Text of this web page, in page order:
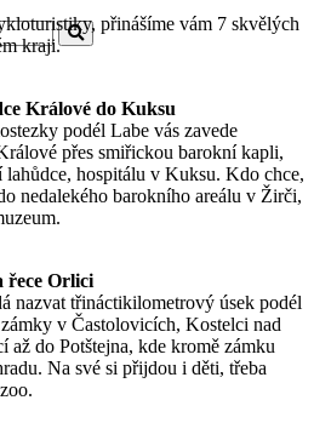
přinášíme vám 7 skvělých
kraji.
Králové do Kuksu
podél Labe vás zavede
přes smiřickou barokní kapli,
lahůdce, hospitálu v Kuksu. Kdo chce,
nedalekého barokního areálu v Žirči,
řece Orlici
nazvat třináctikilometrový úsek podél
v Častolovicích, Kostelci nad
do Potštejna, kde kromě zámku
Na své si přijdou i děti, třeba